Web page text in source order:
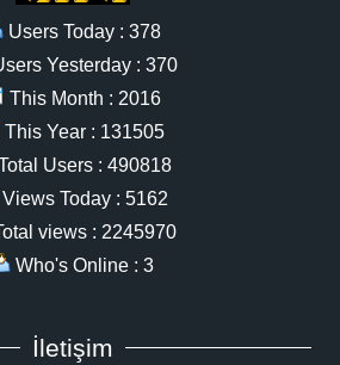
Users Today : 378
Yesterday : 370
This Month : 2016
This Year : 131505
Users : 490818
Views Today : 5162
views : 2245970
Who's Online : 3
İletişim